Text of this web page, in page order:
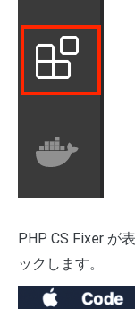
PHP CS Fixer が
ックします。